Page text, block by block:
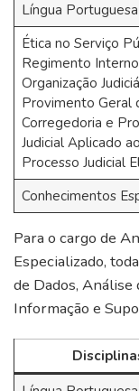
Língua Portuguesa
Ética no Serviço
Regimento
Organização
Provimento Geral
Corregedoria e
Judicial Aplicado ao
Processo Judicial
Conhecimentos
Para o cargo de
Especializado,
de Dados, Análise
Informação e